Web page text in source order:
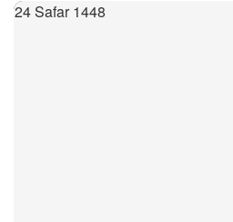
24 Safar 1448